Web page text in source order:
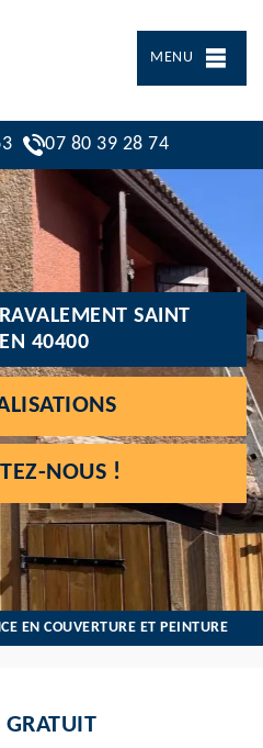
MENU
07 80 39 28 74
SAINT
40400
NOUS !
EN COUVERTURE ET PEINTURE
GRATUIT